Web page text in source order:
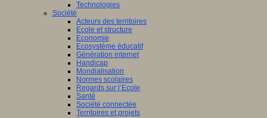
Technologies
Société
Acteurs des territoires
Ecole et structure
Economie
Ecosystème éducatif
Génération internet
Handicap
Mondialisation
Normes scolaires
Regards sur l’Ecole
Santé
Société connectée
Territoires et projets